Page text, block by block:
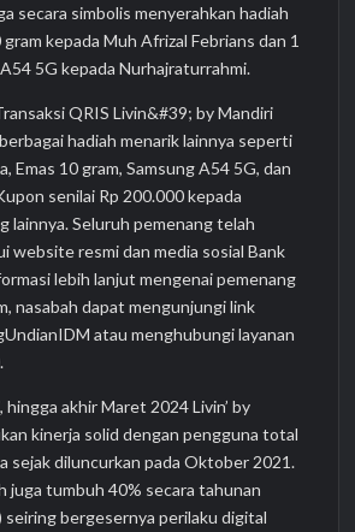
secara simbolis menyerahkan hadiah
kepada Muh Afrizal Febrians dan 1
5G kepada Nurhajraturrahmi.
QRIS Livin&#39; by Mandiri
hadiah menarik lainnya seperti
Emas 10 gram, Samsung A54 5G, dan
senilai Rp 200.000 kepada
lainnya. Seluruh pemenang telah
website resmi dan media sosial Bank
lebih lanjut mengenai pemenang
nasabah dapat mengunjungi link
atau menghubungi layanan
hingga akhir Maret 2024 Livin’ by
kinerja solid dengan pengguna total
sejak diluncurkan pada Oktober 2021.
juga tumbuh 40% secara tahunan
seiring bergesernya perilaku digital